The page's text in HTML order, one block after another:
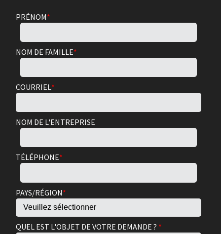
PRÉNOM*
NOM DE FAMILLE*
COURRIEL*
NOM DE L'ENTREPRISE
TÉLÉPHONE*
PAYS/RÉGION*
QUEL EST L'OBJET DE VOTRE DEMANDE ? *